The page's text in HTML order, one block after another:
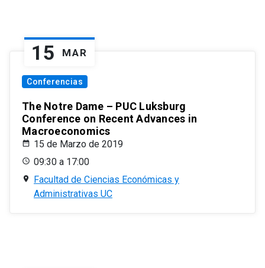
15 MAR
Conferencias
The Notre Dame – PUC Luksburg
Conference on Recent Advances in
Macroeconomics
15 de Marzo de 2019
09:30 a 17:00
Facultad de Ciencias Económicas y
Administrativas UC